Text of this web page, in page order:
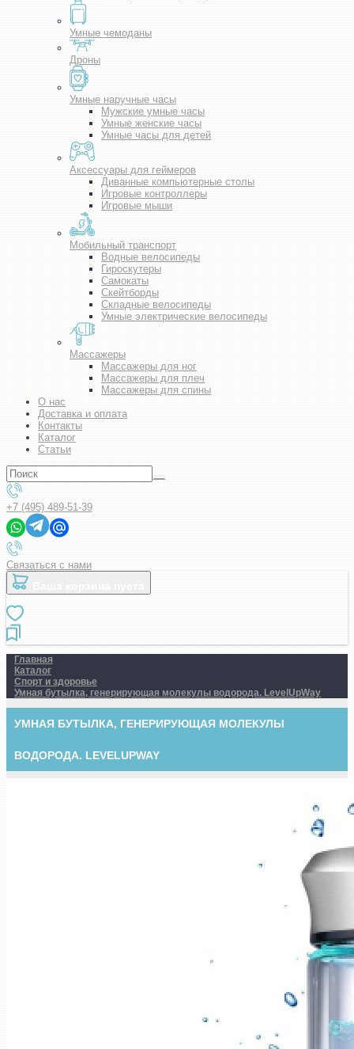
Умные чемоданы
Дроны
Умные наручные часы
Мужские умные часы
Умные женские часы
Умные часы для детей
Аксессуары для геймеров
Диванные компьютерные столы
Игровые контроллеры
Игровые мыши
Мобильный транспорт
Водные велосипеды
Гироскутеры
Самокаты
Скейтборды
Складные велосипеды
Умные электрические велосипеды
Массажеры
Массажеры для ног
Массажеры для плеч
Массажеры для спины
О нас
Доставка и оплата
Контакты
Каталог
Статьи
+7 (495) 489-51-39
Связаться с нами
Главная
Каталог
Спорт и здоровье
Умная бутылка, генерирующая молекулы водорода. LevelUpWay
УМНАЯ БУТЫЛКА, ГЕНЕРИРУЮЩАЯ МОЛЕКУЛЫ
ВОДОРОДА. LEVELUPWAY